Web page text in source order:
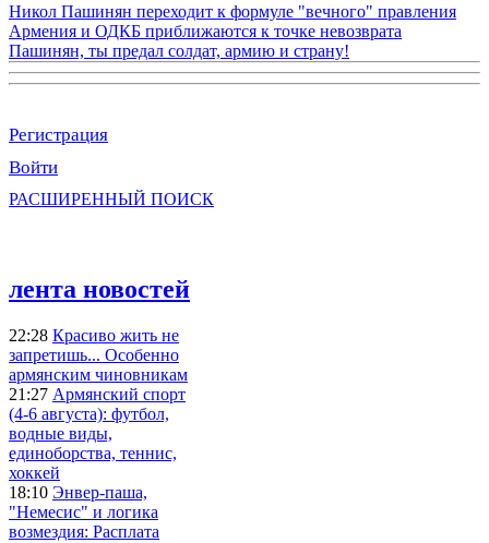
Никол Пашинян переходит к формуле "вечного" правления
Армения и ОДКБ приближаются к точке невозврата
Пашинян, ты предал солдат, армию и страну!
Регистрация
Войти
РАСШИРЕННЫЙ ПОИСК
лента новостей
22:28 Красиво жить не
запретишь... Особенно
армянским чиновникам
21:27 Армянский спорт
(4-6 августа): футбол,
водные виды,
единоборства, теннис,
хоккей
18:10 Энвер-паша,
"Немесис" и логика
возмездия: Расплата